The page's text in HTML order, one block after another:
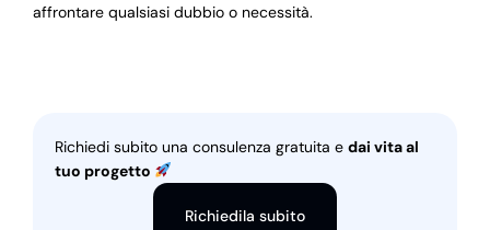
affrontare qualsiasi dubbio o necessità.
Richiedi subito una consulenza gratuita e dai vita al
tuo progetto
Richiedila subito